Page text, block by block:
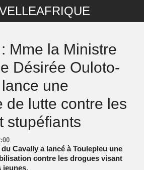
Mme la Ministre
Désirée Ouloto-
une
de lutte contre les
stupéfiants
Cavally a lancé à Toulepleu une
contre les drogues visant
jeunes.